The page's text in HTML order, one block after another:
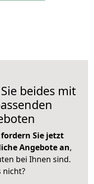
beides mit
Sie jetzt
Angebote an,
bei Ihnen sind.
nicht?